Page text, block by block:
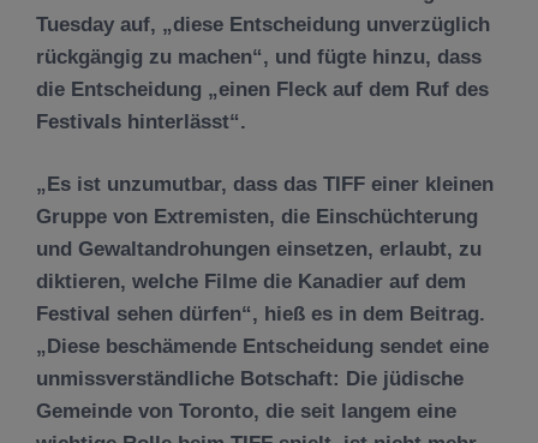
Tuesday auf, „diese Entscheidung unverzüglich
rückgängig zu machen“, und fügte hinzu, dass
die Entscheidung „einen Fleck auf dem Ruf des
Festivals hinterlässt“.
„Es ist unzumutbar, dass das TIFF einer kleinen
Gruppe von Extremisten, die Einschüchterung
und Gewaltandrohungen einsetzen, erlaubt, zu
diktieren, welche Filme die Kanadier auf dem
Festival sehen dürfen“, hieß es in dem Beitrag.
„Diese beschämende Entscheidung sendet eine
unmissverständliche Botschaft: Die jüdische
Gemeinde von Toronto, die seit langem eine